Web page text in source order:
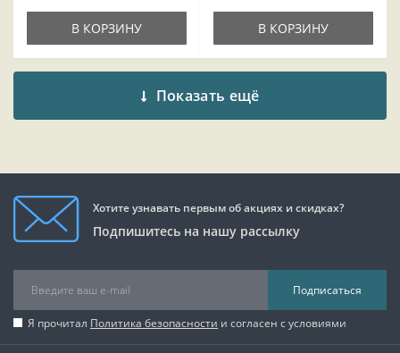
В КОРЗИНУ В КОРЗИНУ
Показать ещё
Хотите узнавать первым об акциях и скидках?
Подпишитесь на нашу рассылку
Подписаться
Я прочитал Политика безопасности и согласен с условиями